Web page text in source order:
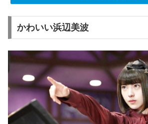
かわいい浜辺美波